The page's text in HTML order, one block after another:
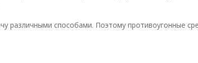
различными способами. Поэтому противоугонные